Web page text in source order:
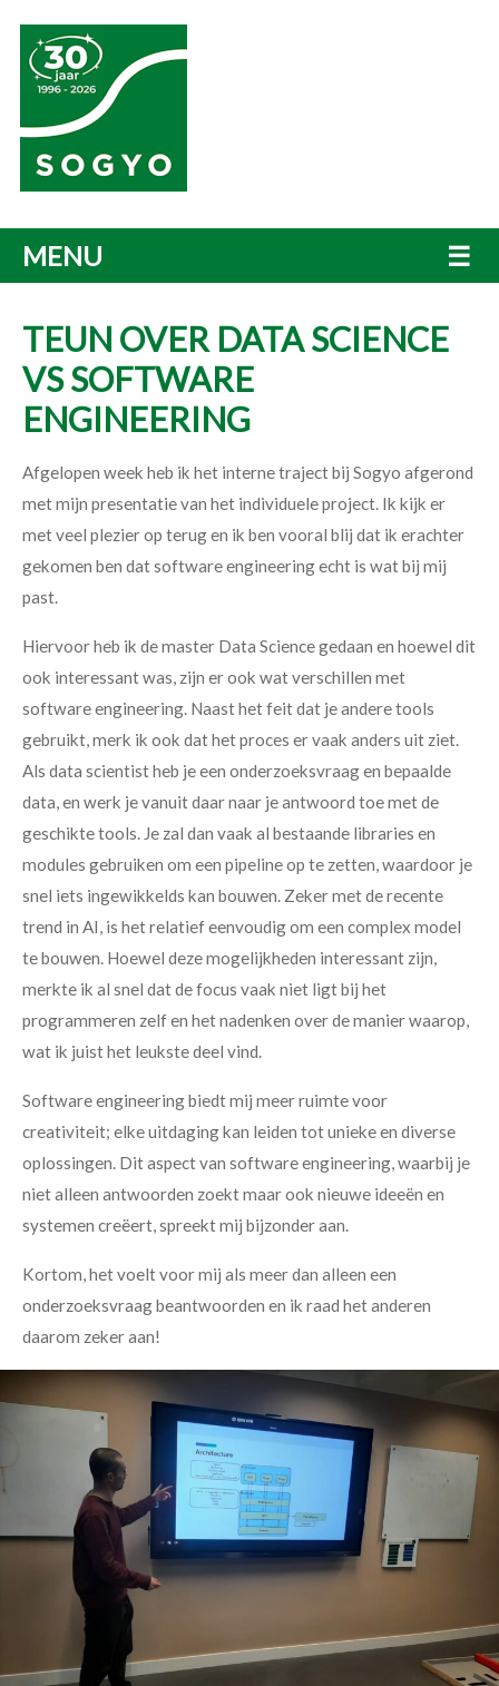
MENU ☰
TEUN OVER DATA SCIENCE
VS SOFTWARE
ENGINEERING
Afgelopen week heb ik het interne traject bij Sogyo afgerond
met mijn presentatie van het individuele project. Ik kijk er
met veel plezier op terug en ik ben vooral blij dat ik erachter
gekomen ben dat software engineering echt is wat bij mij
past.
Hiervoor heb ik de master Data Science gedaan en hoewel dit
ook interessant was, zijn er ook wat verschillen met
software engineering. Naast het feit dat je andere tools
gebruikt, merk ik ook dat het proces er vaak anders uit ziet.
Als data scientist heb je een onderzoeksvraag en bepaalde
data, en werk je vanuit daar naar je antwoord toe met de
geschikte tools. Je zal dan vaak al bestaande libraries en
modules gebruiken om een pipeline op te zetten, waardoor je
snel iets ingewikkelds kan bouwen. Zeker met de recente
trend in AI, is het relatief eenvoudig om een complex model
te bouwen. Hoewel deze mogelijkheden interessant zijn,
merkte ik al snel dat de focus vaak niet ligt bij het
programmeren zelf en het nadenken over de manier waarop,
wat ik juist het leukste deel vind.
Software engineering biedt mij meer ruimte voor
creativiteit; elke uitdaging kan leiden tot unieke en diverse
oplossingen. Dit aspect van software engineering, waarbij je
niet alleen antwoorden zoekt maar ook nieuwe ideeën en
systemen creëert, spreekt mij bijzonder aan.
Kortom, het voelt voor mij als meer dan alleen een
onderzoeksvraag beantwoorden en ik raad het anderen
daarom zeker aan!